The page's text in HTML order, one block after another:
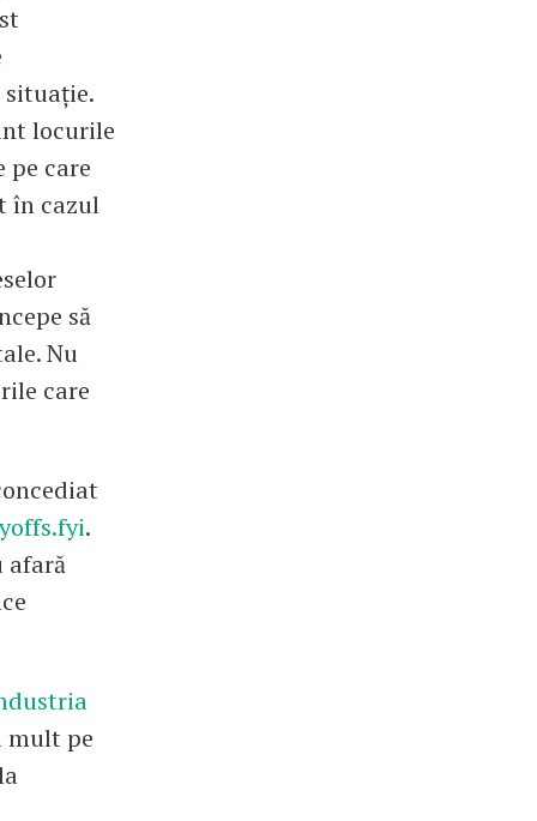
situație.
locurile
pe care
în cazul
să
Nu
care
.
afară
mult pe